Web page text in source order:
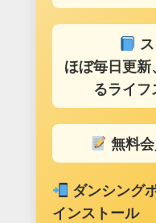
ほぼ毎日更
るライ
無料
ダンシング
インストール